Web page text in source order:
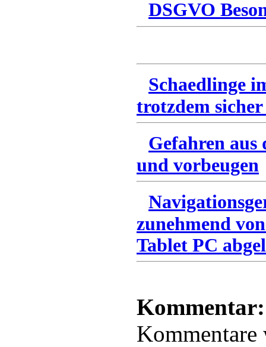
DSGVO
Schaedlinge
trotzdem
Gefahren
und vorbeugen
zunehmend
Tablet PC
Kommentar: